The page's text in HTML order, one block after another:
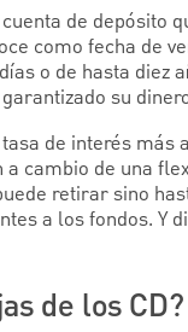
de depósito
como fecha de
o de hasta diez
su
de interés más
cambio de una
retirar sino
a los fondos.
de los CD?